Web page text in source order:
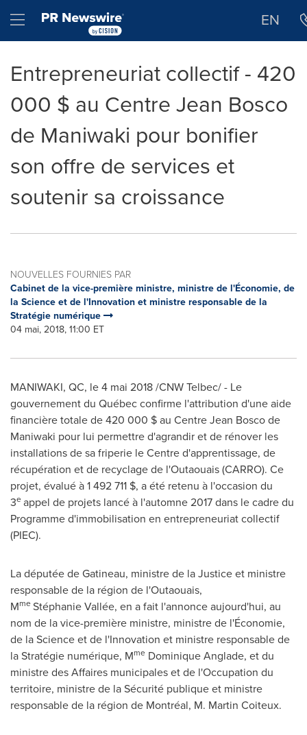
Hamburger menu EN
Entrepreneuriat collectif - 420
000 $ au Centre Jean Bosco
de Maniwaki pour bonifier
son offre de services et
soutenir sa croissance
NOUVELLES FOURNIES PAR
Cabinet de la vice-première ministre, ministre de l'Économie, de
la Science et de l'Innovation et ministre responsable de la
Stratégie numérique
04 mai, 2018, 11:00 ET
MANIWAKI, QC, le 4 mai 2018 /CNW Telbec/ - Le
gouvernement du Québec confirme l'attribution d'une aide
financière totale de 420 000 $ au Centre Jean Bosco de
Maniwaki pour lui permettre d'agrandir et de rénover les
installations de sa friperie le Centre d'apprentissage, de
récupération et de recyclage de l'Outaouais (CARRO). Ce
projet, évalué à 1 492 711 $, a été retenu à l'occasion du
3eappel de projets lancé à l'automne 2017 dans le cadre du
Programme d'immobilisation en entrepreneuriat collectif
(PIEC).
La députée deGatineau, ministre de la Justice et ministre
responsable de la région de l'Outaouais,
MmeStéphanie Vallée, en a fait l'annonce aujourd'hui, au
nom de la vice-première ministre, ministre de l'Économie,
de la Science et de l'Innovation et ministre responsable de
la Stratégie numérique, Mme Dominique Anglade, et du
ministre des Affaires municipales et de l'Occupation du
territoire, ministre de la Sécurité publique et ministre
responsable de la région de Montréal, M. Martin Coiteux.